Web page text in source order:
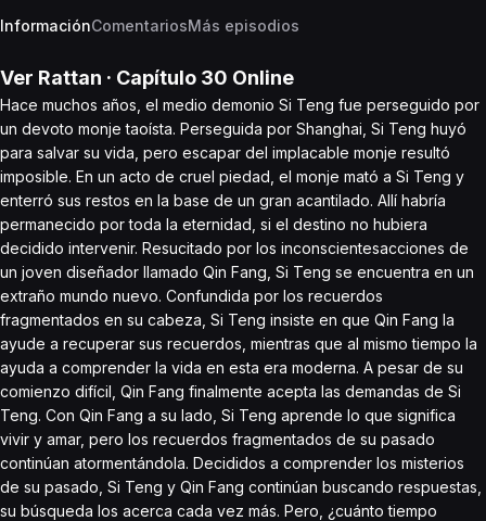
InformaciónComentariosMás episodios
Ver Rattan · Capítulo 30 Online
Hace muchos años, el medio demonio Si Teng fue perseguido por
un devoto monje taoísta. Perseguida por Shanghai, Si Teng huyó
para salvar su vida, pero escapar del implacable monje resultó
imposible. En un acto de cruel piedad, el monje mató a Si Teng y
enterró sus restos en la base de un gran acantilado. Allí habría
permanecido por toda la eternidad, si el destino no hubiera
decidido intervenir. Resucitado por los inconscientesacciones de
un joven diseñador llamado Qin Fang, Si Teng se encuentra en un
extraño mundo nuevo. Confundida por los recuerdos
fragmentados en su cabeza, Si Teng insiste en que Qin Fang la
ayude a recuperar sus recuerdos, mientras que al mismo tiempo la
ayuda a comprender la vida en esta era moderna. A pesar de su
comienzo difícil, Qin Fang finalmente acepta las demandas de Si
Teng. Con Qin Fang a su lado, Si Teng aprende lo que significa
vivir y amar, pero los recuerdos fragmentados de su pasado
continúan atormentándola. Decididos a comprender los misterios
de su pasado, Si Teng y Qin Fang continúan buscando respuestas,
su búsqueda los acerca cada vez más. Pero, ¿cuánto tiempo